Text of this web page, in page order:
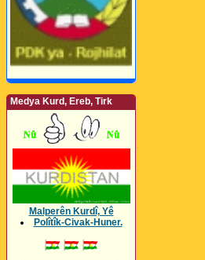
Medya Kurd, Ereb, Tirk
Malperên Kurdî, Yê
Polîtîk-Civak-Huner.